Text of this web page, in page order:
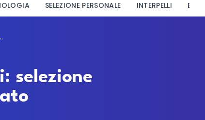
SELEZIONE PERSONALE INTERPELLI
per graduatoria a tempo determinato
selezione